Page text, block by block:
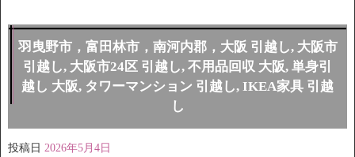
羽曳野市，富田林市，南河内郡，大阪 引越し, 大阪市
引越し, 大阪市24区 引越し, 不用品回収 大阪, 単身引
越し 大阪, タワーマンション 引越し, IKEA家具 引越
し
投稿日 2026年5月4日